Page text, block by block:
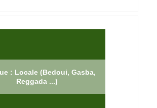
: Locale (Bedoui, Gasba,
Reggada ...)